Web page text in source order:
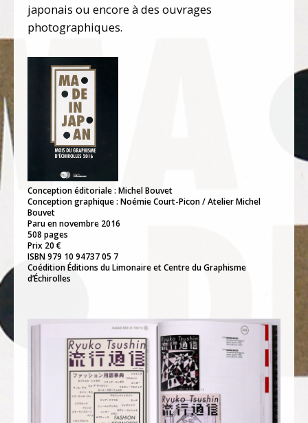
japonais ou encore à des ouvrages
photographiques.
Conception éditoriale : Michel Bouvet
Conception graphique : Noémie Court-Picon / Atelier Michel
Bouvet
Paru en novembre 2016
508 pages
Prix 20 €
ISBN 979 10 94737 05 7
Coédition Éditions du Limonaire et Centre du Graphisme
d’Échirolles